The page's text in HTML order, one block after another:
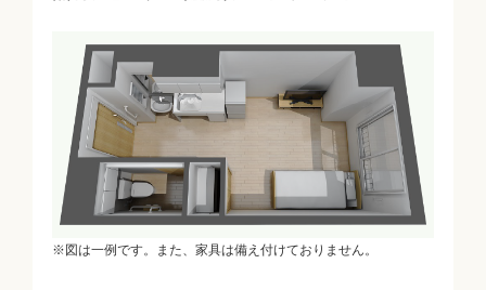
※図は一例です。また、家具は備え付けておりません。